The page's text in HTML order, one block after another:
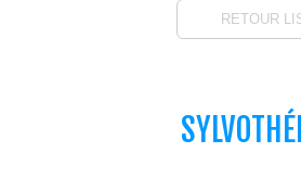
RETOUR